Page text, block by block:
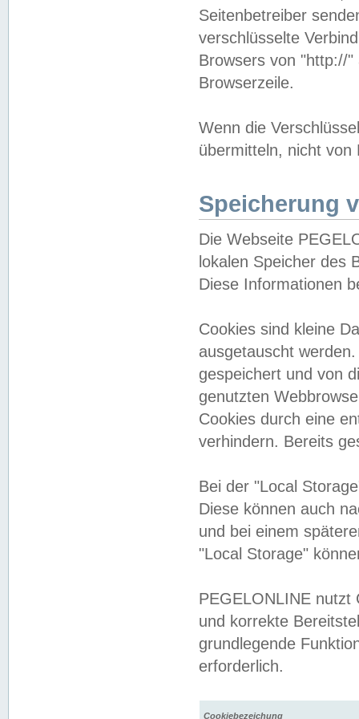
Seitenbetreiber
verschlüsselte
Browsers von "http://
Browserzeile.
Wenn die
übermitteln, nicht von
Speicherung
Die Webseite
lokalen Speicher des
Diese Informationen
Cookies sind kleine
ausgetauscht
gespeichert und von
genutzten
Cookies durch eine
verhindern. Bereits
Bei der "Local
Diese können auch
und bei einem
"Local Storage"
PEGELONLINE nutzt
und korrekte
grundlegende
erforderlich.
Cookiebezeichung